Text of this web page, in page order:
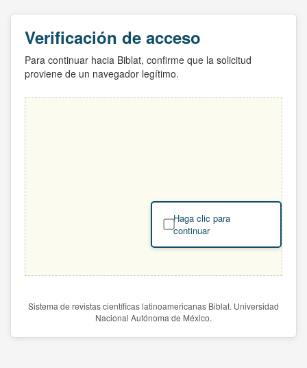
Verificación de acceso
Para continuar hacia Biblat, confirme que la solicitud
proviene de un navegador legítimo.
Haga clic para
continuar
Sistema de revistas científicas latinoamericanas Biblat. Universidad
Nacional Autónoma de México.